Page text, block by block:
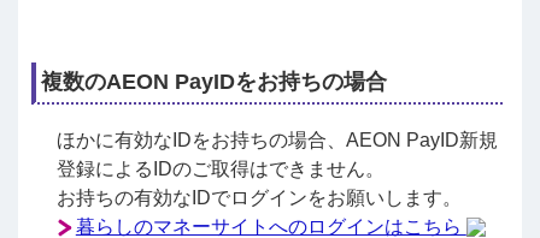
複数のAEON PayIDをお持ちの場合
ほかに有効なIDをお持ちの場合、AEON PayID新規
登録によるIDのご取得はできません。
お持ちの有効なIDでログインをお願いします。
暮らしのマネーサイトへのログインはこちら